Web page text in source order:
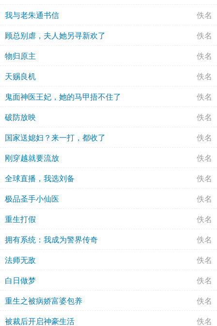
我与老朱通书信 佚名
顾总别虐，夫人她另寻新欢了 佚名
物归原主 佚名
天赐良机 佚名
鬼面神医王妃，她的马甲捂不住了 佚名
破防放映 佚名
国家送媳妇？来一打，都收了 佚名
刚穿越就要流放 佚名
全球直播，我选刘备 佚名
极品圣手小仙医 佚名
重生打假 佚名
拥有系统：我成为警界传奇 佚名
法师无敌 佚名
白日做梦 佚名
重生之被病娇富婆包养 佚名
被裁后开启神豪生活 佚名